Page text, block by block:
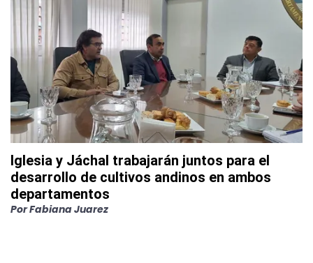
Iglesia y Jáchal trabajarán juntos para el
desarrollo de cultivos andinos en ambos
departamentos
PorFabiana Juarez